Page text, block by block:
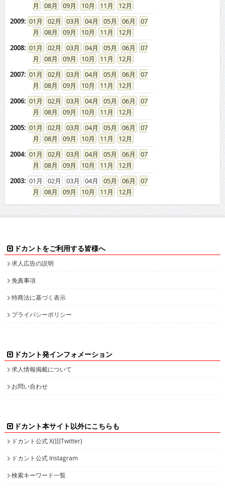
08
09 10 11
12
2009: 01 02 03 04 05 06
07
08
09 10 11
12
2008: 01 02 03 04 05 06
07
08
09 10 11
12
2007: 01 02 03 04 05 06
07
08
09 10 11
12
2006: 01 02 03 04 05 06
07
08
09 10 11
12
2005: 01 02 03 04 05 06
07
08
09 10 11
12
2004: 01 02 03 04 05 06
07
08
09 10 11
12
2003: 01 02 03 04 05 06
07
08
09 10 11 12
ドカントをご利用する皆様へ
求人広告の説明
免責事項
特商法に基づく表示
プライバシーポリシー
ドカント発インフォメーション
求人情報掲載について
お問い合わせ
ドカント本サイト以外にこちらも
ドカント公式 X(旧Twitter)
ドカント公式 Instagram
検索キーワード一覧